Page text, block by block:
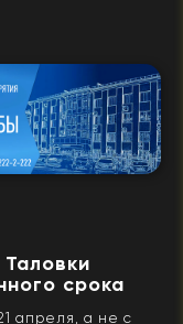
срока
апреля, а не с